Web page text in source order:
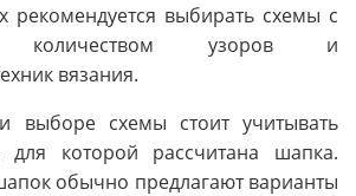
выбирать схемы с
количеством узоров и
вязания.
выборе схемы стоит учитывать
для которой рассчитана шапка.
обычно предлагают варианты